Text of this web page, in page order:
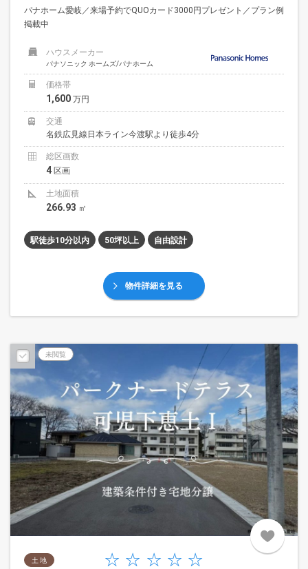
パナホーム愛岐／来場予約でQUOカード3000円プレゼント／プラン例
掲載中
ハウスメーカー
パナソニック ホームズ/パナホーム
価格帯
1,600 万円
交通
名鉄広見線日本ライン今渡駅より徒歩4分
総区画数
4 区画
土地面積
266.93 ㎡
駅徒歩10分以内 50坪以上 自由設計
物件詳細を見る
未閲覧
土 地